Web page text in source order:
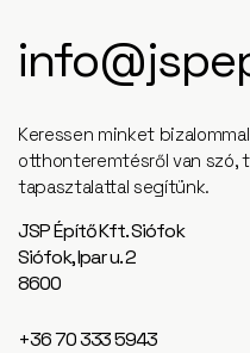
Keressen minket
otthonteremtésről van szó,
tapasztalattal segítünk.
JSP Építő Kft. Siófok
Siófok, Ipar u. 2
8600
+36 70 333 5943